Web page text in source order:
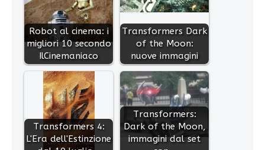
Robot al cinema: i
migliori 10 secondo
IlCinemaniaco
Transformers Dark
of the Moon:
nuove immagini
Transformers 4:
L'Era dell'Estinzione
Transformers:
Dark of the Moon,
immagini dal set